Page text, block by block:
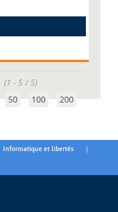
(1 - 5 / 5)
50 100 200
Informatique et libertés |